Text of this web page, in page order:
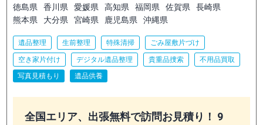
徳島県
香川県 愛媛県 高知県 福岡県 佐賀県
長崎県
熊本県
大分県 宮崎県 鹿児島県 沖縄県
遺品整理 生前整理 特殊清掃 ごみ屋敷片づけ
空き家片付け デジタル遺品整理 貴重品捜索
不用品買取
写真見積もり
遺品供養
全国エリア、出張無料で訪問お見積り！ 9